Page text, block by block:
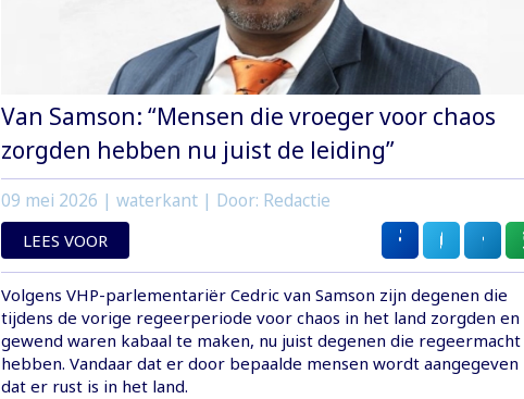
Van Samson: “Mensen die vroeger voor chaos
zorgden hebben nu juist de leiding”
09 mei 2026 | waterkant | Door: Redactie
LEES VOOR
Volgens VHP-parlementariër Cedric van Samson zijn degenen die
tijdens de vorige regeerperiode voor chaos in het land zorgden en
gewend waren kabaal te maken, nu juist degenen die regeermacht
hebben. Vandaar dat er door bepaalde mensen wordt aangegeven
dat er rust is in het land.